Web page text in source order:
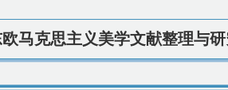
欧马克思主义美学文献整理与